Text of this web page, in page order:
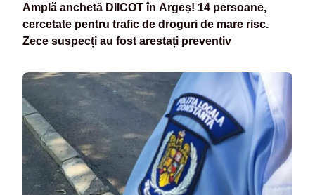
Amplă anchetă DIICOT în Argeș! 14 persoane,
cercetate pentru trafic de droguri de mare risc.
Zece suspecți au fost arestați preventiv